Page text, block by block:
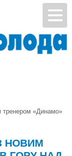
тренером «Динамо»
НОВИМ